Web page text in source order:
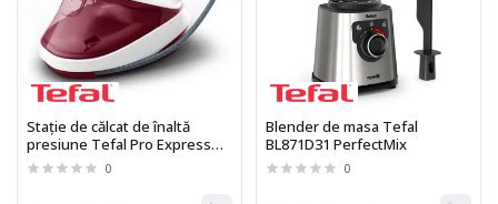
Stație de călcat de înaltă
presiune Tefal Pro Express
Ultimate II GV9711E0
0
Blender de masa Tefal
BL871D31 PerfectMix
0